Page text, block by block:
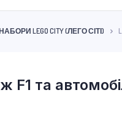
LEGO CITY (ЛЕГО СІТІ)
F1 та